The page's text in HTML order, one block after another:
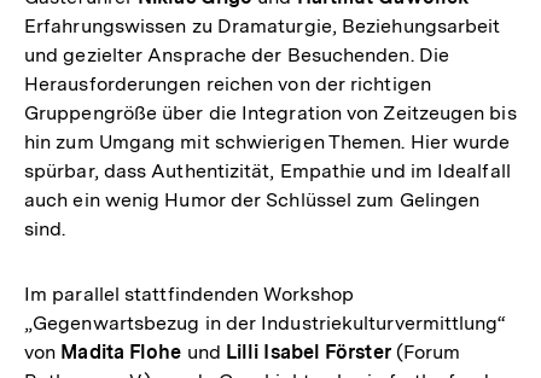
Erfahrungswissen zu Dramaturgie, Beziehungsarbeit
und gezielter Ansprache der Besuchenden. Die
Herausforderungen reichen von der richtigen
Gruppengröße über die Integration von Zeitzeugen bis
hin zum Umgang mit schwierigen Themen. Hier wurde
spürbar, dass Authentizität, Empathie und im Idealfall
auch ein wenig Humor der Schlüssel zum Gelingen
sind.
Im parallel stattfindenden Workshop
„Gegenwartsbezug in der Industriekulturvermittlung“
von Madita Flohe und Lilli Isabel Förster(Forum